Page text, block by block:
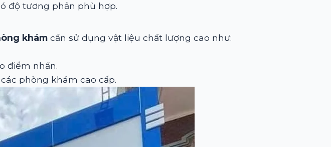
độ tương phản phù hợp.
khám cần sử dụng vật liệu chất lượng cao như:
điểm nhấn.
phòng khám cao cấp.